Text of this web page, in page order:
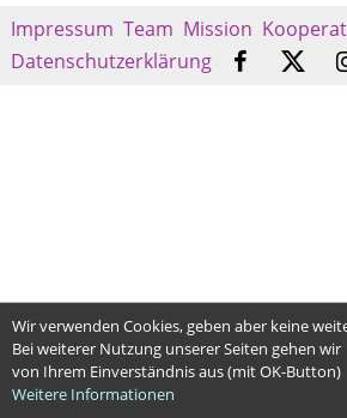
Impressum Team Mission
Datenschutzerklärung
Wir verwenden Cookies, geben aber keine
Bei weiterer Nutzung unserer Seiten gehen wir
von Ihrem Einverständnis aus (mit OK-Button)
Weitere Informationen